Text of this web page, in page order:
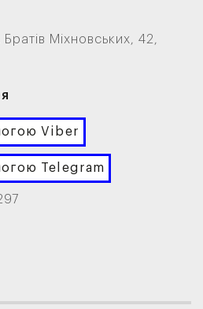
Братів Міхновських, 42,
Viber
Telegram